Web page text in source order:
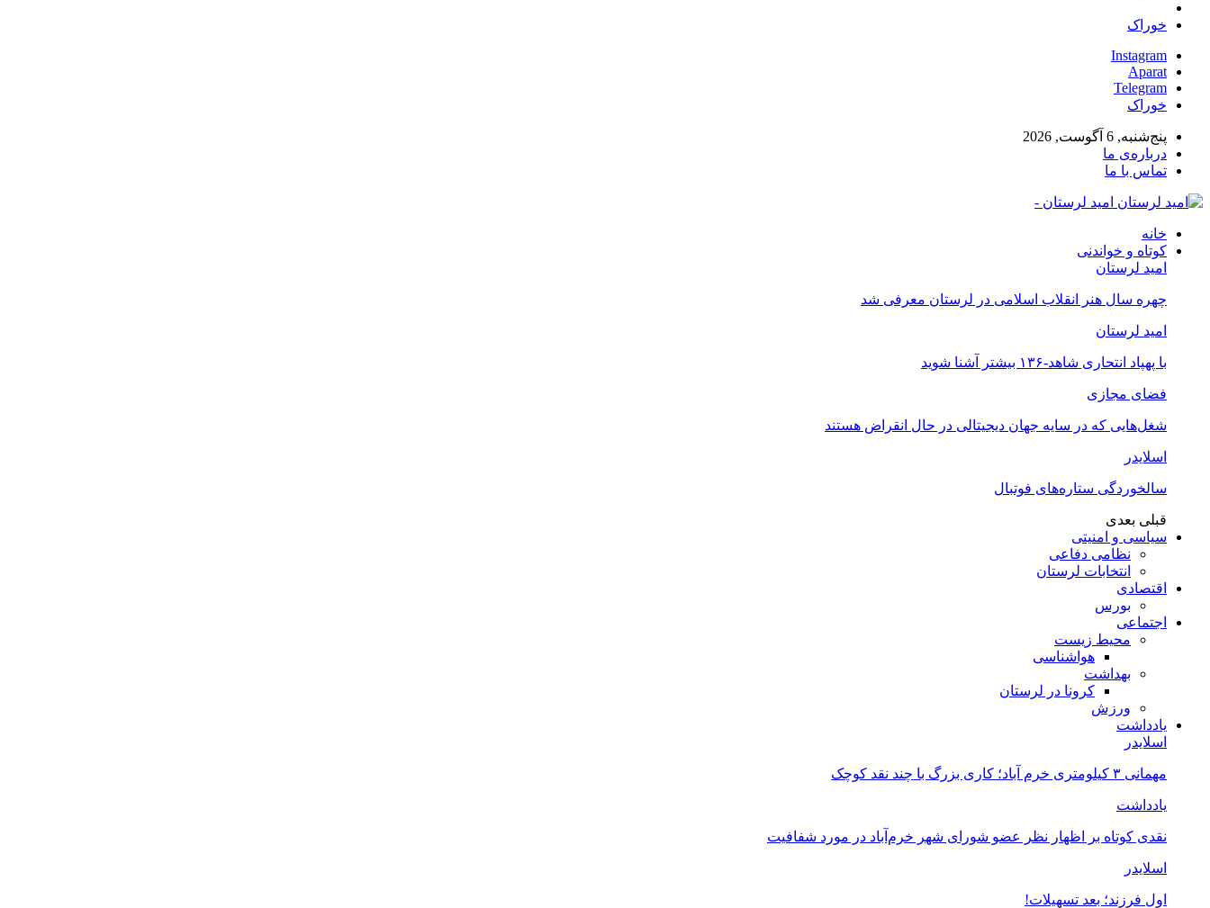
خوراک
Instagram
Aparat
Telegram
خوراک
پنج‌شنبه, 6 آگوست, 2026
درباره‌ی ما
تماس با ما
امید لرستان -
خانه
کوتاه و خواندنی
امید لرستان
چهره سال هنر انقلاب اسلامی در لرستان معرفی شد
امید لرستان
با پهپاد انتحاری شاهد-۱۳۶ بیشتر آشنا شوید
فضای مجازی
شغل‌‌هایی که در سایه جهان دیجیتالی در حال انقراض هستند
اسلایدر
سالخوردگی ستاره‌های فوتبال
قبلی بعدی
سیاسی و امنیتی
نظامی دفاعی
انتخابات لرستان
اقتصادی
بورس
اجتماعی
محیط زیست
هواشناسی
بهداشت
کرونا در لرستان
ورزش
یادداشت
اسلایدر
مهمانی ۳ کیلومتری خرم آباد؛ کاری بزرگ با چند نقد کوچک
یادداشت
نقدی کوتاه بر اظهار نظر عضو شورای شهر خرم‌آباد در مورد شفافیت
اسلایدر
اول فرزند؛ بعد تسهیلات!